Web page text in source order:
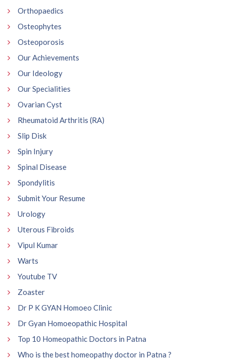
Orthopaedics
Osteophytes
Osteoporosis
Our Achievements
Our Ideology
Our Specialities
Ovarian Cyst
Rheumatoid Arthritis (RA)
Slip Disk
Spin Injury
Spinal Disease
Spondylitis
Submit Your Resume
Urology
Uterous Fibroids
Vipul Kumar
Warts
Youtube TV
Zoaster
Dr P K GYAN Homoeo Clinic
Dr Gyan Homoeopathic Hospital
Top 10 Homeopathic Doctors in Patna
Who is the best homeopathy doctor in Patna ?